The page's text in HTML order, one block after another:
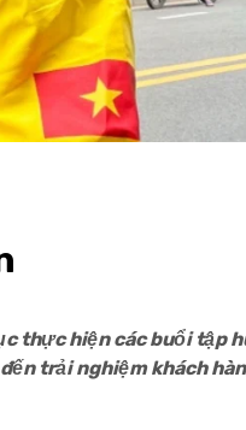
thực hiện các buổi tập
trải nghiệm khách